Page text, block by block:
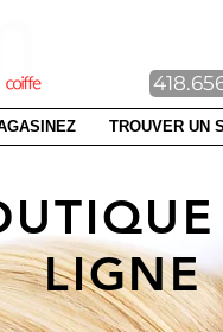
TROUVER UN
LIGNE